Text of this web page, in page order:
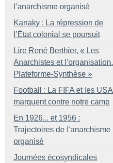
l’anarchisme organisé
Kanaky : La répression de
l’État colonial se poursuit
Lire René Berthier, « Les
Anarchistes et l’organisation.
Plateforme-Synthèse »
Football : La FIFA et les USA
marquent contre notre camp
En 1926... et 1956 :
Trajectoires de l’anarchisme
organisé
Journées écosyndicales